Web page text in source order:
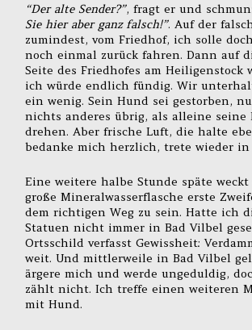
“Der alte Sender?”, fragt er und
Sie hier aber ganz falsch!”. Auf der
zumindest, vom Friedhof, ich solle
noch einmal zurück fahren. Dann auf
Seite des Friedhofes am Heiligenstock
ich würde endlich fündig. Wir
ein wenig. Sein Hund sei gestorben,
nichts anderes übrig, als alleine seine
drehen. Aber frische Luft, die halte
bedanke mich herzlich, trete wieder in
Eine weitere halbe Stunde späte
große Mineralwasserflasche erste
dem richtigen Weg zu sein. Hatte ich
Statuen nicht immer in Bad Vilbel
Ortsschild verfasst Gewissheit:
weit. Und mittlerweile in Bad Vilbel
ärgere mich und werde ungeduldig,
zählt nicht. Ich treffe einen weiteren
mit Hund.